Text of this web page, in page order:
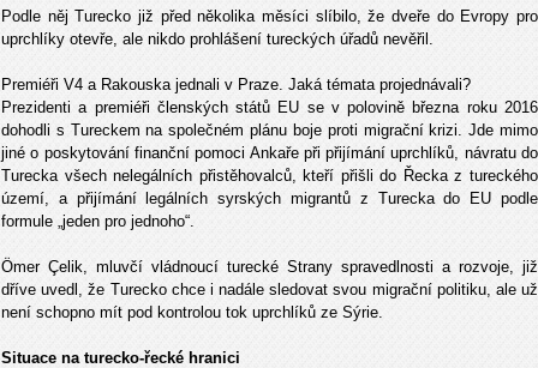
Podle něj Turecko již před několika měsíci slíbilo, že dveře do Evropy pro
uprchlíky otevře, ale nikdo prohlášení tureckých úřadů nevěřil.
Premiéři V4 a Rakouska jednali v Praze. Jaká témata projednávali?
Prezidenti a premiéři členských států EU se v polovině března roku 2016
dohodli s Tureckem na společném plánu boje proti migrační krizi. Jde mimo
jiné o poskytování finanční pomoci Ankaře při přijímání uprchlíků, návratu do
Turecka všech nelegálních přistěhovalců, kteří přišli do Řecka z tureckého
území, a přijímání legálních syrských migrantů z Turecka do EU podle
formule „jeden pro jednoho“.
Ömer Çelik, mluvčí vládnoucí turecké Strany spravedlnosti a rozvoje, již
dříve uvedl, že Turecko chce i nadále sledovat svou migrační politiku, ale už
není schopno mít pod kontrolou tok uprchlíků ze Sýrie.
Situace na turecko-řecké hranici